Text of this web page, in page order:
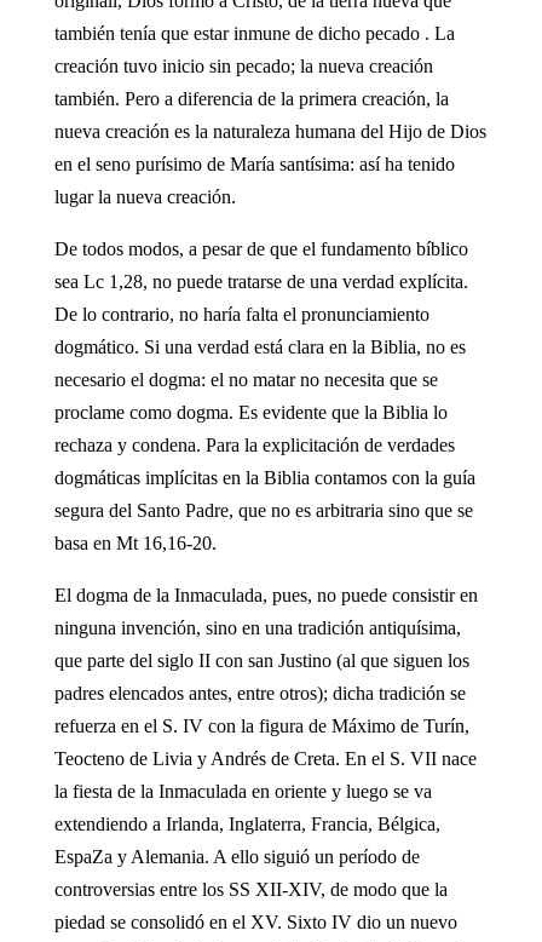
también tenía que estar inmune de dicho pecado . La
creación tuvo inicio sin pecado; la nueva creación
también. Pero a diferencia de la primera creación, la
nueva creación es la naturaleza humana del Hijo de Dios
en el seno purísimo de María santísima: así ha tenido
lugar la nueva creación.
De todos modos, a pesar de que el fundamento bíblico
sea Lc 1,28, no puede tratarse de una verdad explícita.
De lo contrario, no haría falta el pronunciamiento
dogmático. Si una verdad está clara en la Biblia, no es
necesario el dogma: el no matar no necesita que se
proclame como dogma. Es evidente que la Biblia lo
rechaza y condena. Para la explicitación de verdades
dogmáticas implícitas en la Biblia contamos con la guía
segura del Santo Padre, que no es arbitraria sino que se
basa en Mt 16,16-20.
El dogma de la Inmaculada, pues, no puede consistir en
ninguna invención, sino en una tradición antiquísima,
que parte del siglo II con san Justino (al que siguen los
padres elencados antes, entre otros); dicha tradición se
refuerza en el S. IV con la figura de Máximo de Turín,
Teocteno de Livia y Andrés de Creta. En el S. VII nace
la fiesta de la Inmaculada en oriente y luego se va
extendiendo a Irlanda, Inglaterra, Francia, Bélgica,
EspaZa y Alemania. A ello siguió un período de
controversias entre los SS XII-XIV, de modo que la
piedad se consolidó en el XV. Sixto IV dio un nuevo